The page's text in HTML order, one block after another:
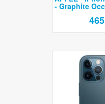
Galaxy S22
Galaxy S21
Galaxy A
Samsung
- Graphite